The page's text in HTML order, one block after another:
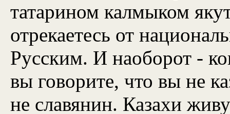
татарином калмыком
отрекаетесь от
Русским. И наоборот -
вы говорите, что вы не
не славянин. Казахи